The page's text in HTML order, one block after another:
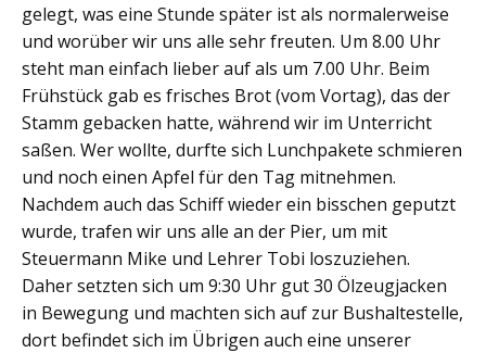
gelegt, was eine Stunde später ist als normalerweise
und worüber wir uns alle sehr freuten. Um 8.00 Uhr
steht man einfach lieber auf als um 7.00 Uhr. Beim
Frühstück gab es frisches Brot (vom Vortag), das der
Stamm gebacken hatte, während wir im Unterricht
saßen. Wer wollte, durfte sich Lunchpakete schmieren
und noch einen Apfel für den Tag mitnehmen.
Nachdem auch das Schiff wieder ein bisschen geputzt
wurde, trafen wir uns alle an der Pier, um mit
Steuermann Mike und Lehrer Tobi loszuziehen.
Daher setzten sich um 9:30 Uhr gut 30 Ölzeugjacken
in Bewegung und machten sich auf zur Bushaltestelle,
dort befindet sich im Übrigen auch eine unserer